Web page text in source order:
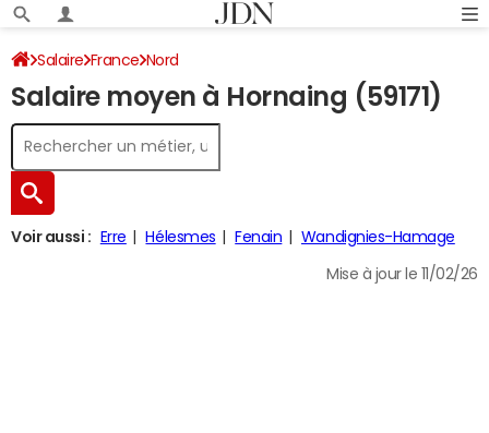
Salaire France Nord
Salaire moyen à Hornaing (59171)
Voir aussi : Erre Hélesmes Fenain Wandignies-Hamage
Mise à jour le 11/02/26